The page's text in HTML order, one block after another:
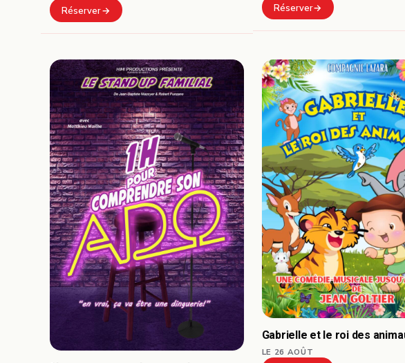
Réserver Réserver
Gabrielle et le roi des
LE 26 AOÛT